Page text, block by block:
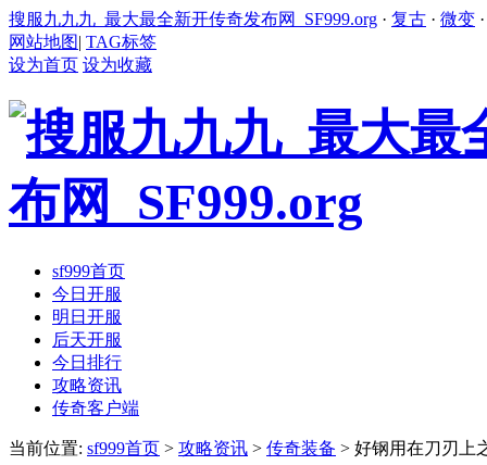
搜服九九九_最大最全新开传奇发布网_SF999.org · 复古 · 微变
网站地图| TAG标签
设为首页 设为收藏
sf999首页
今日开服
明日开服
后天开服
今日排行
攻略资讯
传奇客户端
当前位置: sf999首页 > 攻略资讯 > 传奇装备 > 好钢用在刀刃上